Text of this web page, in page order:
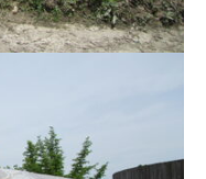
こ
ど
園